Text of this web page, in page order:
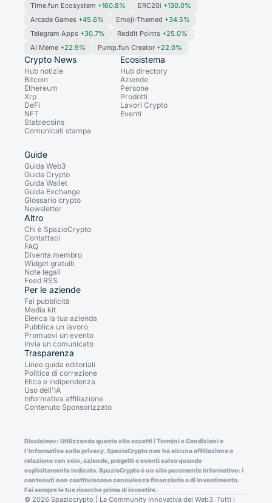
Time.fun Ecosystem +160.8% ERC20i +130.0%
Arcade Games +45.6% Emoji-Themed +34.5%
Telegram Apps +30.7% Reddit Points +25.0%
AI Meme +22.9% Pump.fun Creator +22.0%
Crypto News
Hub notizie
Bitcoin
Ethereum
Xrp
DeFi
NFT
Stablecoins
Comunicati stampa
Ecosistema
Hub directory
Aziende
Persone
Prodotti
Lavori Crypto
Eventi
Guide
Guida Web3
Guida Crypto
Guida Wallet
Guida Exchange
Glossario crypto
Newsletter
Altro
Chi è SpazioCrypto
Contattaci
FAQ
Diventa membro
Widget gratuiti
Note legali
Feed RSS
Per le aziende
Fai pubblicità
Media kit
Elenca la tua azienda
Pubblica un lavoro
Promuovi un evento
Invia un comunicato
Trasparenza
Linee guida editoriali
Politica di correzione
Etica e indipendenza
Uso dell'IA
Informativa affiliazione
Contenuto Sponsorizzato
Disclaimer: Utilizzando questo sito accetti i Termini e Condizioni e
l'Informativa sulla privacy. SpazioCrypto non ha alcuna affiliazione o
relazione con coin, aziende, progetti o eventi salvo quando
esplicitamente indicato. SpazioCrypto è un sito puramente informativo: i
contenuti non costituiscono consulenza finanziaria o di investimento.
Fai sempre le tue ricerche prima di investire.
© 2026 Spaziocrypto | La Community Innovativa del Web3. Tutti i